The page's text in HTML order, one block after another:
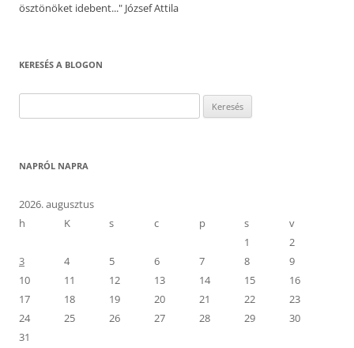
ösztönöket idebent..." József Attila
KERESÉS A BLOGON
NAPRÓL NAPRA
2026. augusztus
h
K s c p s
v
1
2
3
4 5 6 7 8
9
10
11 12 13 14 15
16
17
18 19 20 21 22
23
24
25 26 27 28 29
30
31